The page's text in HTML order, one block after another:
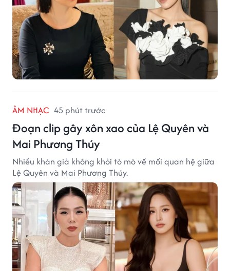
ÂM NHẠC 45 phút trước
Đoạn clip gây xôn xao của Lệ Quyên và
Mai Phương Thúy
Nhiều khán giả không khỏi tò mò về mối quan hệ giữa
Lệ Quyên và Mai Phương Thúy.